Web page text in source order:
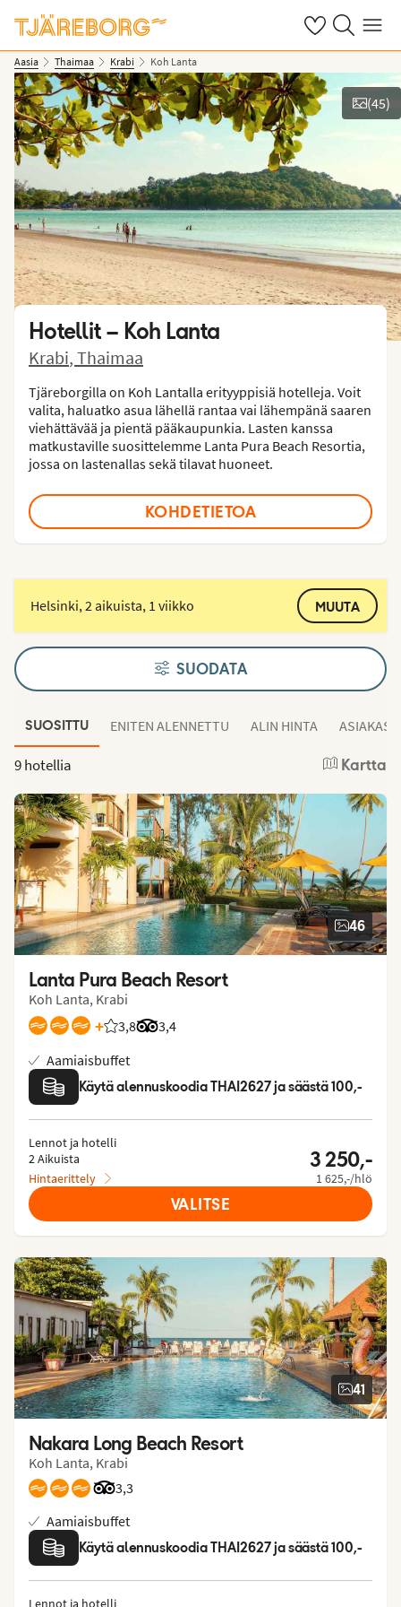
OmatHaku Valikko
Aasia Thaimaa Krabi Koh Lanta
Näytä kuvia
(45)
Hotellit – Koh Lanta
Krabi, Thaimaa
Tjäreborgilla on Koh Lantalla erityyppisiä hotelleja. Voit
valita, haluatko asua lähellä rantaa vai lähempänä saaren
viehättävää ja pientä pääkaupunkia. Lasten kanssa
matkustaville suosittelemme Lanta Pura Beach Resortia,
jossa on lastenallas sekä tilavat huoneet.
KOHDETIETOA
Helsinki, 2 aikuista, 1 viikko MUUTA
SUODATA
SUOSITTU ENITEN ALENNETTU ALIN HINTA
9 hotellia Kartta
46
Lanta Pura Beach Resort
Koh Lanta, Krabi
+ 3,8
Asiakkaidemme arviot: 3.833/5
3,4
Arvostelut Tripadvisorista: 3.4 of 5
Aamiaisbuffet
Käytä alennuskoodia THAI2627 ja säästä 100,-
Lennot ja hotelli
2 Aikuista
Hintaerittely
3 250,-
1 625,-/hlö
VALITSE
41
Nakara Long Beach Resort
Koh Lanta, Krabi
3,3
Arvostelut Tripadvisorista: 3.3 of 5
Aamiaisbuffet
Käytä alennuskoodia THAI2627 ja säästä 100,-
Lennot ja hotelli